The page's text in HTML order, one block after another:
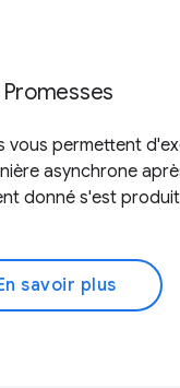
Promesses
vous permettent
asynchrone
donné s'est
savoir plus